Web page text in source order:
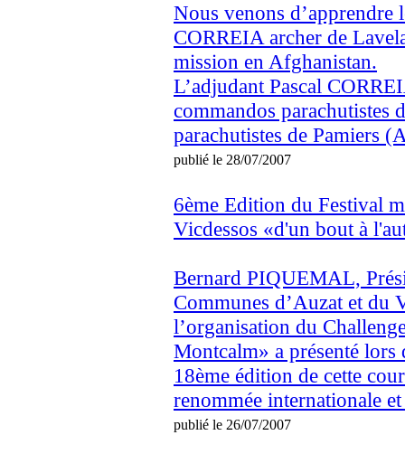
Nous venons d’apprendre
CORREIA archer de
mission en Afghanistan.
L’adjudant Pascal
commandos parachutistes
parachutistes de Pamiers
publié le 28/07/2007
6ème Edition du Festival
Vicdessos «d'un bout à
Bernard PIQUEMAL,
Communes d’Auzat et du
l’organisation du
Montcalm» a présenté lors
18ème édition de cette
renommée internationale
publié le 26/07/2007